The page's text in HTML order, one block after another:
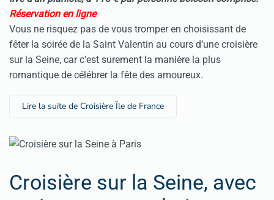
Réservation en ligne
Vous ne risquez pas de vous tromper en choisissant de
fêter la soirée de la Saint Valentin au cours d’une croisière
sur la Seine, car c’est surement la manière la plus
romantique de célébrer la fête des amoureux.
Lire la suite de Croisière Île de France
Croisière sur la Seine, avec